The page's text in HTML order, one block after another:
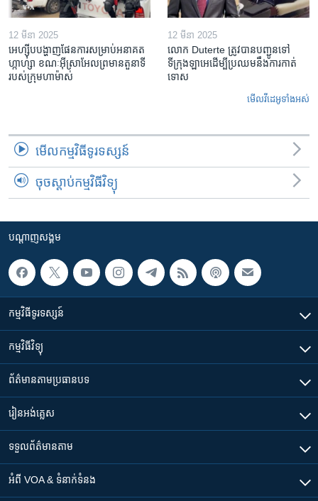
12 មីនា 2025
អេហ្ស៊ីប​បង្ហាញ​ផែនការ​សម្រាប់​អនាគត​
ហ្កាហ្សា ខណៈ​អ៊ីស្រាអែល​ព្រមាន​តួនាទី​
របស់​ក្រុម​ហាម៉ាស់
12 មីនា 2025
លោក Duterte ត្រូវ​បាន​បញ្ជូនទៅ
ទីក្រុងឡាអេ​ដើម្បី​ប្រឈម​នឹង​ការកាត់
ទោស
មើល​វីដេអូ​ទាំង​អស់
មើល​កម្មវិធី​ទូរទស្សន៍
ចុចស្តាប់កម្មវិធីវិទ្យុ
បណ្តាញ​សង្គម
កម្មវិធី​ទូរទស្សន៍
កម្មវិធី​វិទ្យុ
ព័ត៌មាន​តាមប្រធានបទ​
រៀន​​អង់គ្លេស
ទទួល​ព័ត៌មាន​តាម
អំពី​ VOA & ទំនាក់ទំនង